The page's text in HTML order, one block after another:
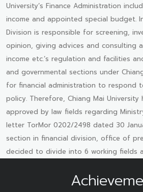
University’s Finance Administration
income and appointed special budget.
Division is responsible for screening,
opinion, giving advices and consulting
income etc.’s regulation and facilities
and governmental sections under
for financial administration to respond
policy. Therefore, Chiang Mai University
approved by law fields regarding
letter TorMor 0202/2498 dated 30
section in financial division, office of
decided to divide into 6 working fields